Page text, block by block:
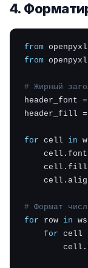
4.
from
from
# Жирный
header_font =
header_fill =
for cell in
# Формат
for row in
for cell